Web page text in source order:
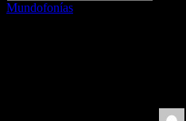
Mundofonías